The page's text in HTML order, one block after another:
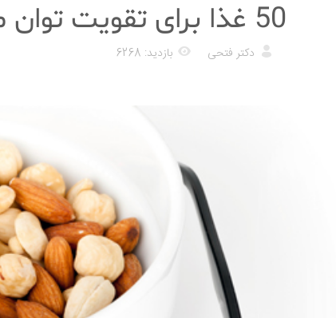
50 غذا برای تقویت توان مغزی
دکتر فتحی بازدید: 6268